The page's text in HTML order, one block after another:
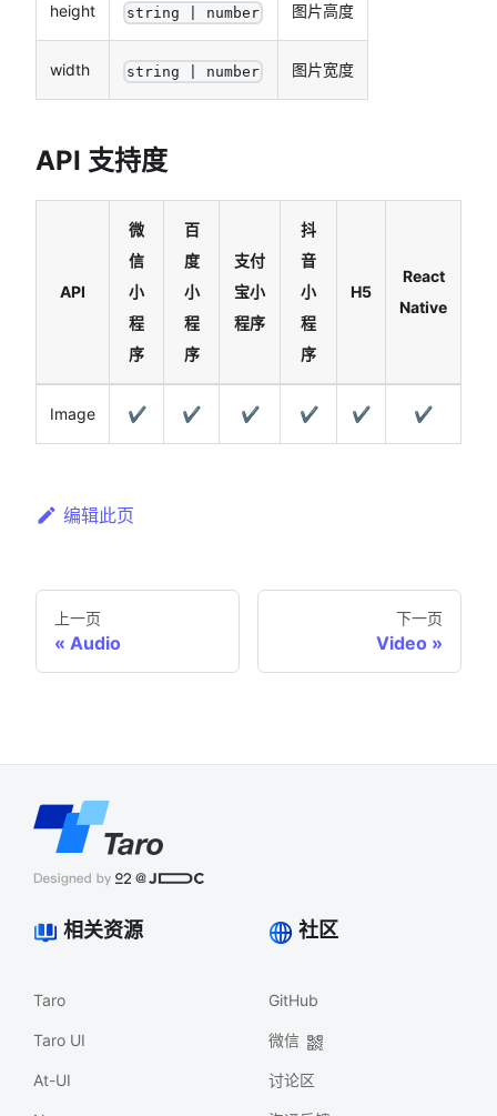
height string | number 图片高度
width string | number 图片宽度
API 支持度
API
微
信
小
程
序
百
度
小
程
序
支付
宝小
程序
抖
音
小
程
序
H5
React
Native
Image ✔️ ✔️ ✔️ ✔️ ✔️ ✔️
编辑此页
上一页
Audio
下一页
Video
相关资源
Taro
Taro UI
At-UI
社区
GitHub
微信
讨论区